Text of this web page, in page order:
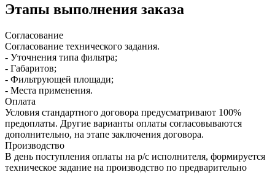
Этапы выполнения заказа
Согласование
Согласование технического задания.
- Уточнения типа фильтра;
- Габаритов;
- Фильтрующей площади;
- Места применения.
Оплата
Условия стандартного договора предусматривают 100%
предоплаты. Другие варианты оплаты согласовываются
дополнительно, на этапе заключения договора.
Производство
В день поступления оплаты на р/с исполнителя, формируется
техническое задание на производство по предварительно